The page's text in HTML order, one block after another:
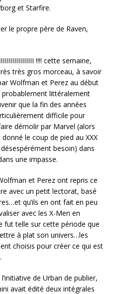
et Starfire.
le propre père de Raven,
!!!! cette semaine,
très gros morceau, à savoir
Wolfman et Perez au début
littéralement
que la fin des années
difficile pour
démolir par Marvel (alors
le coup de pied au XXX
besoin) dans
une impasse.
et Perez ont repris ce
avec un petit lectorat, basé
qu’ils en ont fait en peu
avec les X-Men en
fut telle sur cette période que
à plat son univers…les
choisis pour créer ce qui est
de Urban de publier,
avait édité deux intégrales